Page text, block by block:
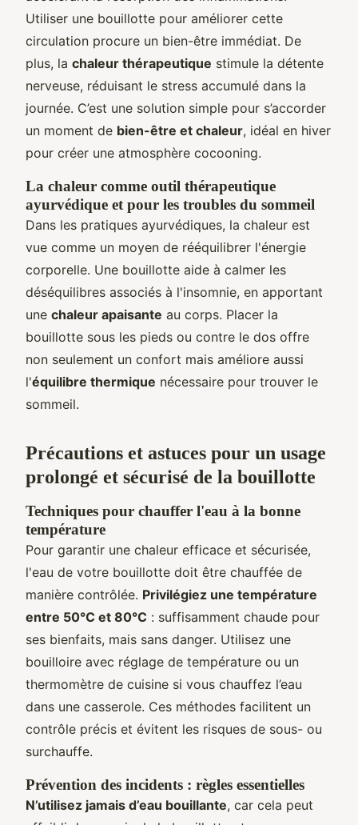
Utiliser une bouillotte pour améliorer cette
circulation procure un bien-être immédiat. De
plus, la chaleur thérapeutique stimule la détente
nerveuse, réduisant le stress accumulé dans la
journée. C’est une solution simple pour s’accorder
un moment de bien-être et chaleur, idéal en hiver
pour créer une atmosphère cocooning.
La chaleur comme outil thérapeutique
ayurvédique et pour les troubles du sommeil
Dans les pratiques ayurvédiques, la chaleur est
vue comme un moyen de rééquilibrer l'énergie
corporelle. Une bouillotte aide à calmer les
déséquilibres associés à l'insomnie, en apportant
une chaleur apaisante au corps. Placer la
bouillotte sous les pieds ou contre le dos offre
non seulement un confort mais améliore aussi
l'équilibre thermique nécessaire pour trouver le
sommeil.
Précautions et astuces pour un usage
prolongé et sécurisé de la bouillotte
Techniques pour chauffer l'eau à la bonne
température
Pour garantir une chaleur efficace et sécurisée,
l'eau de votre bouillotte doit être chauffée de
manière contrôlée. Privilégiez une température
entre 50°C et 80°C : suffisamment chaude pour
ses bienfaits, mais sans danger. Utilisez une
bouilloire avec réglage de température ou un
thermomètre de cuisine si vous chauffez l’eau
dans une casserole. Ces méthodes facilitent un
contrôle précis et évitent les risques de sous- ou
surchauffe.
Prévention des incidents : règles essentielles
N’utilisez jamais d’eau bouillante, car cela peut